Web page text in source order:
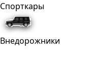
Спорткары
Внедорожники